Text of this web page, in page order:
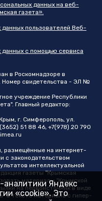
данных на веб-
газета».
пользователей Веб-
данных с помощью сервиса
в Роскомнадзоре в
Номер свидетельства - ЭЛ №
учреждение Республики
Главный редактор:
г. Симферополь, ул.
51 88 46, +7(978) 20 790
размещённые на интернет-
с законодательством
интеллектуальной
газеты "Крымская
материалы "Крымской
на первоисточник в виде
в тексте материала с гипер-
аналитики Яндекс
«cookie». Это